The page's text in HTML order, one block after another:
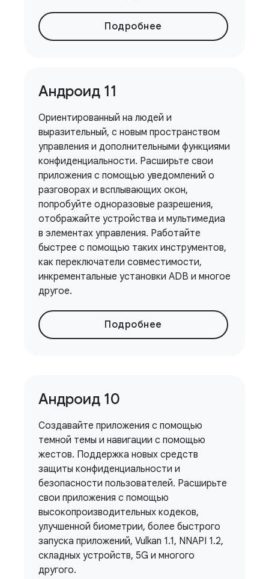
Подробнее
Андроид 11
Ориентированный на людей и
выразительный, с новым пространством
управления и дополнительными функциями
конфиденциальности. Расширьте свои
приложения с помощью уведомлений о
разговорах и всплывающих окон,
попробуйте одноразовые разрешения,
отображайте устройства и мультимедиа
в элементах управления. Работайте
быстрее с помощью таких инструментов,
как переключатели совместимости,
инкрементальные установки ADB и многое
другое.
Подробнее
Андроид 10
Создавайте приложения с помощью
темной темы и навигации с помощью
жестов. Поддержка новых средств
защиты конфиденциальности и
безопасности пользователей. Расширьте
свои приложения с помощью
высокопроизводительных кодеков,
улучшенной биометрии, более быстрого
запуска приложений, Vulkan 1.1, NNAPI 1.2,
складных устройств, 5G и многого
другого.